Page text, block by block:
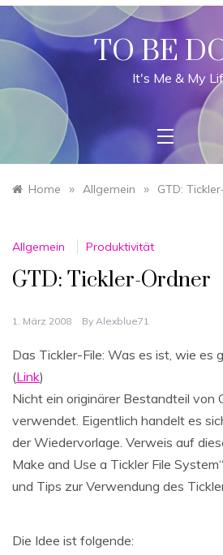
Skip
content
TO BE
It's Me & My
Home » Allgemein » GTD:
Allgemein Produktivität
GTD: Tickler-Ordner
1. März 2008 By Alexblue71
Das Tickler-File: Was es ist, wie es
(Link)
Nicht ein originärer Bestandteil von
verwendet. Eigentlich handelt es
der Wiedervorlage. Verweis auf
Make and Use a Tickler File
und Tips zur Verwendung des
Die Idee ist folgende: